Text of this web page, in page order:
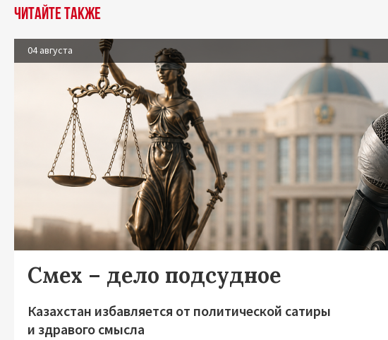
Читайте также
04 августа
Смех – дело подсудное
Казахстан избавляется от политической сатиры
и здравого смысла